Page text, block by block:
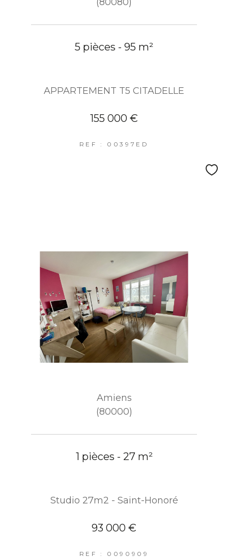
5 pièces - 95 m²
APPARTEMENT T5 CITADELLE
155 000 €
REF : 00397ED
Amiens
(80000)
1 pièces - 27 m²
Studio 27m2 - Saint-Honoré
93 000 €
REF : 0090909